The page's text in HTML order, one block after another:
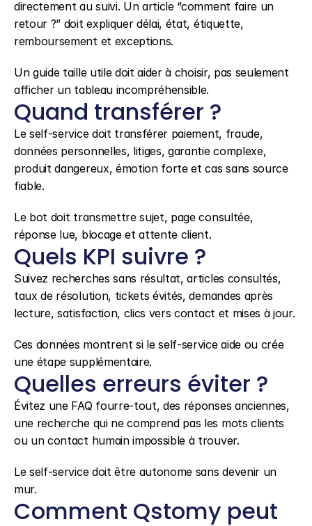
directement au suivi. Un article “comment faire un
retour ?” doit expliquer délai, état, étiquette,
remboursement et exceptions.
Un guide taille utile doit aider à choisir, pas seulement
afficher un tableau incompréhensible.
Quand transférer ?
Le self-service doit transférer paiement, fraude,
données personnelles, litiges, garantie complexe,
produit dangereux, émotion forte et cas sans source
fiable.
Le bot doit transmettre sujet, page consultée,
réponse lue, blocage et attente client.
Quels KPI suivre ?
Suivez recherches sans résultat, articles consultés,
taux de résolution, tickets évités, demandes après
lecture, satisfaction, clics vers contact et mises à jour.
Ces données montrent si le self-service aide ou crée
une étape supplémentaire.
Quelles erreurs éviter ?
Évitez une FAQ fourre-tout, des réponses anciennes,
une recherche qui ne comprend pas les mots clients
ou un contact humain impossible à trouver.
Le self-service doit être autonome sans devenir un
mur.
Comment Qstomy peut